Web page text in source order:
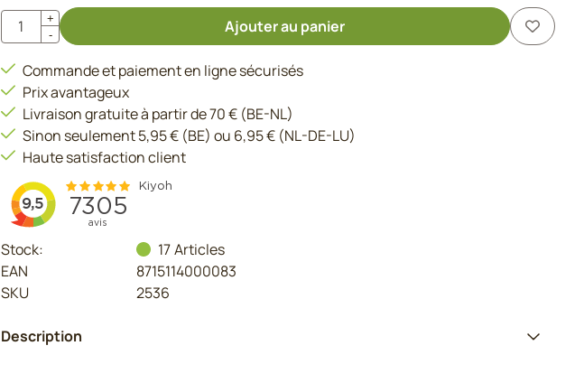
Quantité
+
-
Ajouter au panier
Commande et paiement en ligne sécurisés
Prix avantageux
Livraison gratuite à partir de 70 € (BE-NL)
Sinon seulement 5,95 € (BE) ou 6,95 € (NL-DE-LU)
Haute satisfaction client
Stock: 17 Articles
EAN
8715114000083
SKU
2536
Description